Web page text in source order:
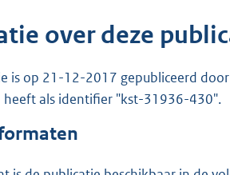
over deze
is op 21-12-2017 gepubliceerd
heeft als identifier "kst-31936-430".